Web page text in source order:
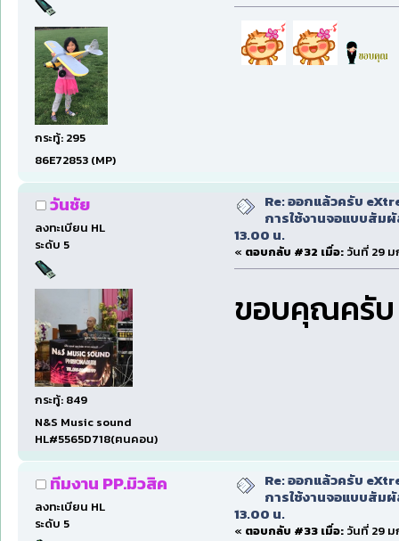
กระทู้: 295
86E72853 (MP)
วันชัย
ลงทะเบียน HL
ระดับ 5
กระทู้: 849
N&S Music sound
HL#5565D718(ฅนคอน)
Re: ออกแล้วครับ
การใช้งานจอแบบสัม
13.00 น.
« ตอบกลับ #32 เมื่อ: วันที่ 29 ม
ขอบคุณครั
ทีมงาน PP.มิวสิค
ลงทะเบียน HL
ระดับ 5
Re: ออกแล้วครับ
การใช้งานจอแบบสัม
13.00 น.
« ตอบกลับ #33 เมื่อ: วันที่ 29 ม